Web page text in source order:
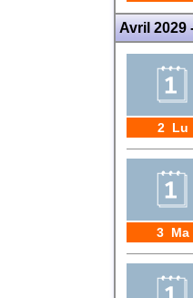
Avril 2029
2 Lu
3 Ma